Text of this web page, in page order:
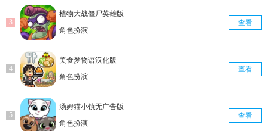
植物大战僵尸英雄版
角色扮演
查看
美食梦物语汉化版
角色扮演
查看
汤姆猫小镇无广告版
角色扮演
查看